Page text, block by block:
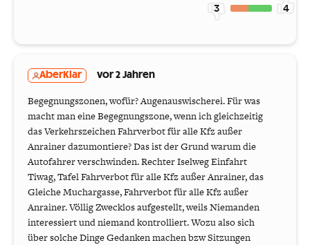
3 4
AberKlar vor 2 Jahren
Begegnungszonen, wofür? Augenauswischerei. Für was
macht man eine Begegnungszone, wenn ich gleichzeitig
das Verkehrszeichen Fahrverbot für alle Kfz außer
Anrainer dazumontiere? Das ist der Grund warum die
Autofahrer verschwinden. Rechter Iselweg Einfahrt
Tiwag, Tafel Fahrverbot für alle Kfz außer Anrainer, das
Gleiche Muchargasse, Fahrverbot für alle Kfz außer
Anrainer. Völlig Zwecklos aufgestellt, weils Niemanden
interessiert und niemand kontrolliert. Wozu also sich
über solche Dinge Gedanken machen bzw Sitzungen